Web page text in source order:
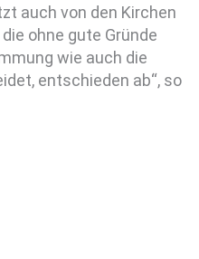
auch von den Kirchen
ohne gute Gründe
wie auch die
entschieden ab“, so